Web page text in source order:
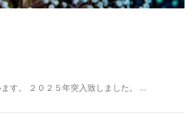
す。 ２０２５年突入致しました。 …